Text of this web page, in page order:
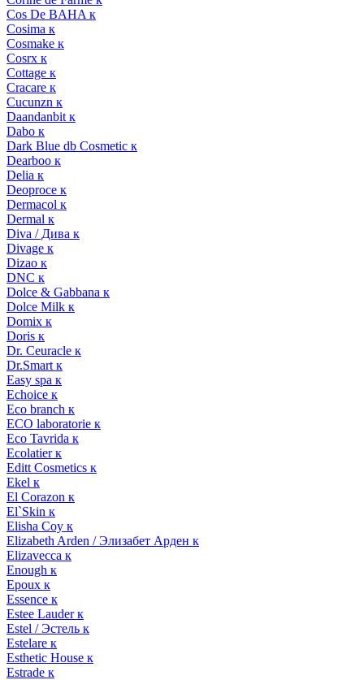
Cos De BAHA к
Cosima к
Cosmake к
Cosrx к
Cottage к
Cracare к
Cucunzn к
Daandanbit к
Dabo к
Dark Blue db Cosmetic к
Dearboo к
Delia к
Deoproce к
Dermacol к
Dermal к
Diva / Дива к
Divage к
Dizao к
DNC к
Dolce & Gabbana к
Dolce Milk к
Domix к
Doris к
Dr. Ceuracle к
Dr.Smart к
Easy spa к
Echoice к
Eco branch к
ECO laboratorie к
Eco Tavrida к
Ecolatier к
Editt Cosmetics к
Ekel к
El Corazon к
El`Skin к
Elisha Coy к
Elizabeth Arden / Элизабет Арден к
Elizavecca к
Enough к
Epoux к
Essence к
Estee Lauder к
Estel / Эстель к
Estelare к
Esthetic House к
Estrade к